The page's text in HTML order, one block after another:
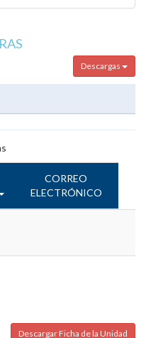
Descargas
CORREO
ELECTRÓNICO
Descargar Ficha de la Unidad